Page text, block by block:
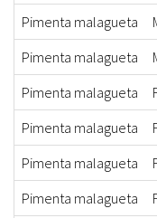
Pimenta malagueta
Pimenta malagueta
Pimenta malagueta
Pimenta malagueta
Pimenta malagueta
Pimenta malagueta